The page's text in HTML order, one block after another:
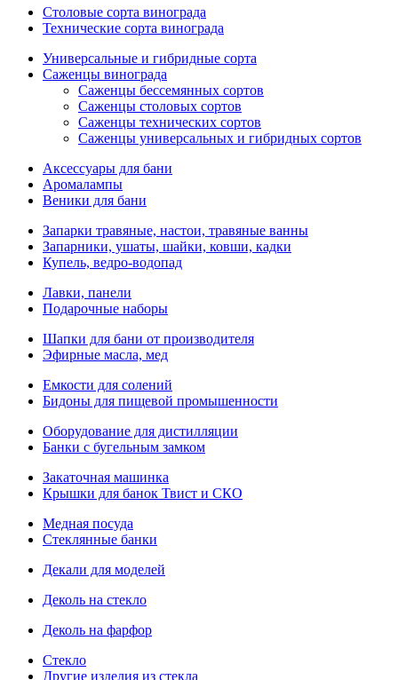
Столовые сорта винограда
Технические сорта винограда
Универсальные и гибридные сорта
Саженцы винограда
Саженцы бессемянных сортов
Саженцы столовых сортов
Саженцы технических сортов
Саженцы универсальных и гибридных сортов
Аксессуары для бани
Аромалампы
Веники для бани
Запарки травяные, настои, травяные ванны
Запарники, ушаты, шайки, ковши, кадки
Купель, ведро-водопад
Лавки, панели
Подарочные наборы
Шапки для бани от производителя
Эфирные масла, мед
Емкости для солений
Бидоны для пищевой промышенности
Оборудование для дистилляции
Банки с бугельным замком
Закаточная машинка
Крышки для банок Твист и СКО
Медная посуда
Стеклянные банки
Декали для моделей
Деколь на стекло
Деколь на фарфор
Стекло
Другие изделия из стекла